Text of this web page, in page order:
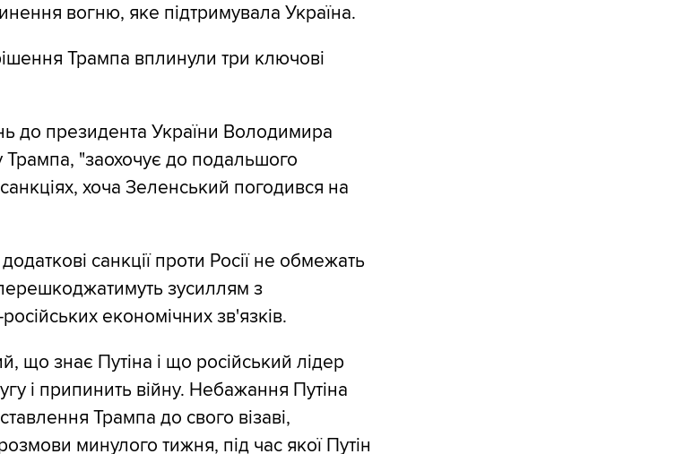
вогню, яке підтримувала Україна.
Трампа вплинули три ключові
до президента України Володимира
"заохочує до подальшого
хоча Зеленський погодився на
санкції проти Росії не обмежать
перешкоджатимуть зусиллям з
економічних зв'язків.
що знає Путіна і що російський лідер
і припинить війну. Небажання Путіна
Трампа до свого візаві,
минулого тижня, під час якої Путін